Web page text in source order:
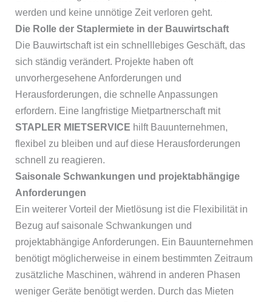
werden und keine unnötige Zeit verloren geht.
Die Rolle der Staplermiete in der Bauwirtschaft
Die Bauwirtschaft ist ein schnelllebiges Geschäft, das
sich ständig verändert. Projekte haben oft
unvorhergesehene Anforderungen und
Herausforderungen, die schnelle Anpassungen
erfordern. Eine langfristige Mietpartnerschaft mit
STAPLER MIETSERVICE hilft Bauunternehmen,
flexibel zu bleiben und auf diese Herausforderungen
schnell zu reagieren.
Saisonale Schwankungen und projektabhängige
Anforderungen
Ein weiterer Vorteil der Mietlösung ist die Flexibilität in
Bezug auf saisonale Schwankungen und
projektabhängige Anforderungen. Ein Bauunternehmen
benötigt möglicherweise in einem bestimmten Zeitraum
zusätzliche Maschinen, während in anderen Phasen
weniger Geräte benötigt werden. Durch das Mieten